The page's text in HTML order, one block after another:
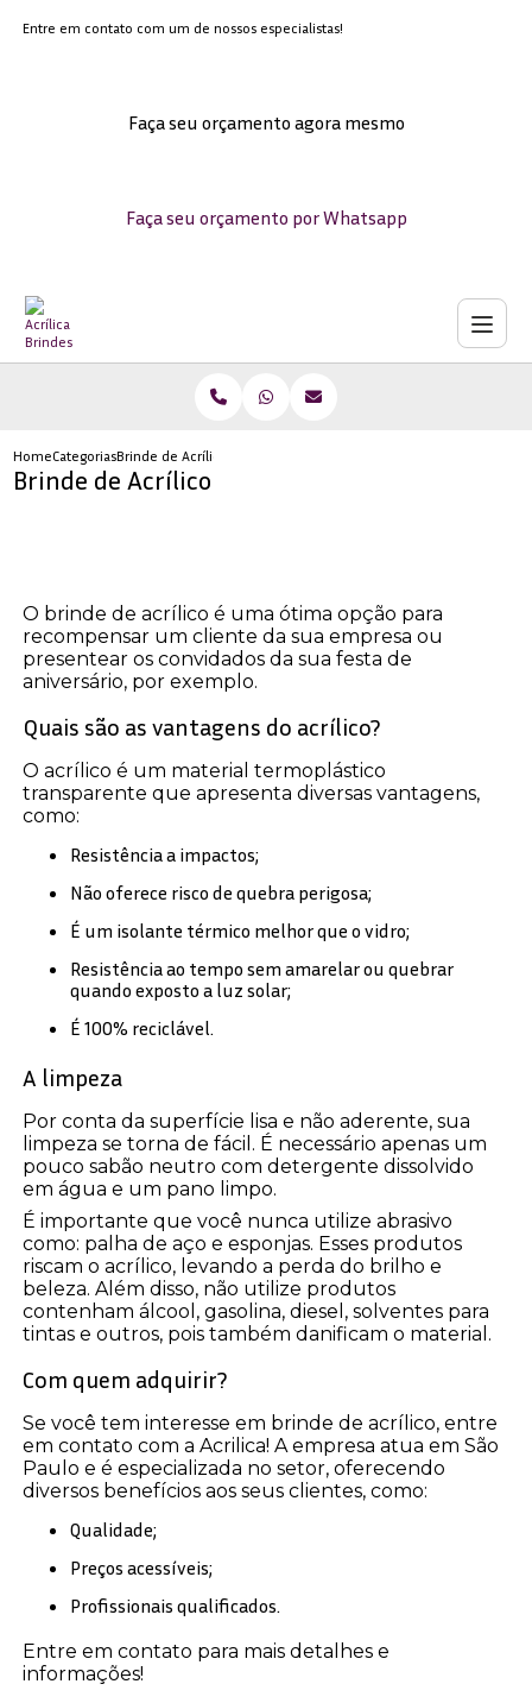
Entre em contato com um de nossos especialistas!
Faça seu orçamento agora mesmo
Faça seu orçamento por Whatsapp
HomeCategoriasBrinde de Acrílico
Brinde de Acrílico
O brinde de acrílico é uma ótima opção para
recompensar um cliente da sua empresa ou
presentear os convidados da sua festa de
aniversário, por exemplo.
Quais são as vantagens do acrílico?
O acrílico é um material termoplástico
transparente que apresenta diversas vantagens,
como:
Resistência a impactos;
Não oferece risco de quebra perigosa;
É um isolante térmico melhor que o vidro;
Resistência ao tempo sem amarelar ou quebrar
quando exposto a luz solar;
É 100% reciclável.
A limpeza
Por conta da superfície lisa e não aderente, sua
limpeza se torna de fácil. É necessário apenas um
pouco sabão neutro com detergente dissolvido
em água e um pano limpo.
É importante que você nunca utilize abrasivo
como: palha de aço e esponjas. Esses produtos
riscam o acrílico, levando a perda do brilho e
beleza. Além disso, não utilize produtos
contenham álcool, gasolina, diesel, solventes para
tintas e outros, pois também danificam o material.
Com quem adquirir?
Se você tem interesse em brinde de acrílico, entre
em contato com a Acrilica! A empresa atua em São
Paulo e é especializada no setor, oferecendo
diversos benefícios aos seus clientes, como:
Qualidade;
Preços acessíveis;
Profissionais qualificados.
Entre em contato para mais detalhes e
informações!